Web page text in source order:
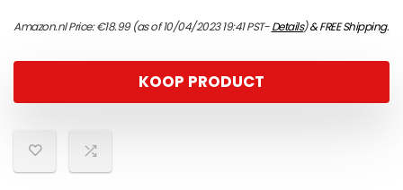
Amazon.nl Price:€18.99(as of 10/04/2023 19:41 PST-Details)&FREE Shipping.
KOOP PRODUCT